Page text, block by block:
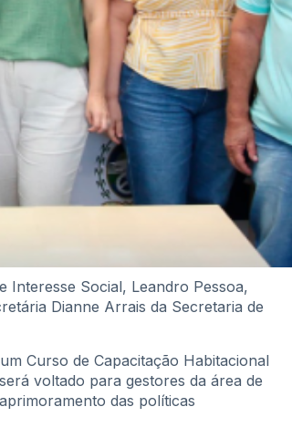
Interesse Social, Leandro Pessoa,
Dianne Arrais da Secretaria de
Curso de Capacitação Habitacional
voltado para gestores da área de
das políticas